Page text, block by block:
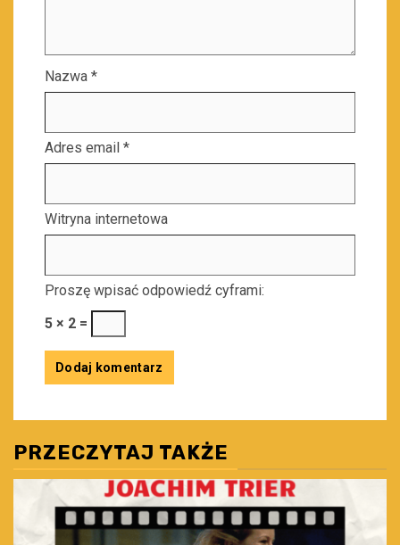
Nazwa *
Adres email *
Witryna internetowa
Proszę wpisać odpowiedź cyframi:
5 × 2 =
PRZECZYTAJ TAKŻE